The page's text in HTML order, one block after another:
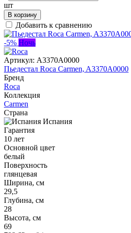
шт
В корзину
Добавить к сравнению
-5% Ночь
Артикул: A3370А0000
Пьедестал Roca Carmen, A3370А0000
Бренд
Roca
Коллекция
Carmen
Страна
Испания
Гарантия
10 лет
Основной цвет
белый
Поверхность
глянцевая
Ширина, см
29,5
Глубина, см
28
Высота, см
69